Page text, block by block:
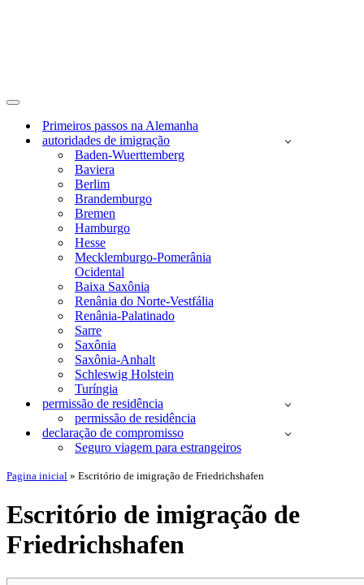
Menu
navegaçãoPrimeiros passos na Alemanha
autoridades de imigração
Baden-Wuerttemberg
Baviera
Berlim
Brandemburgo
Bremen
Hamburgo
Hesse
Mecklemburgo-Pomerânia
Ocidental
Baixa Saxônia
Renânia do Norte-Vestfália
Renânia-Palatinado
Sarre
Saxônia
Saxônia-Anhalt
Schleswig Holstein
Turíngia
permissão de residência
permissão de residência
declaração de compromisso
Seguro viagem para estrangeiros
Pagina inicial » Escritório de imigração de Friedrichshafen
Escritório de imigração de
Friedrichshafen